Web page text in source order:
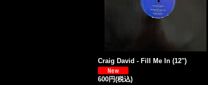
Craig David - Fill Me In (12'')
600円(税込)